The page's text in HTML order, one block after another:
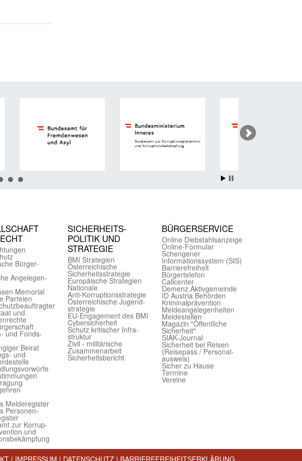
Bürger­
Angelegen­
Memorial
Parteien
und
und Fonds­
Beirat
und
Melde­register
Personen­
zur Korrup­
und
SICHER­HEITS­
POLITIK UND
STRATEGIE
BMI Strategien
Öster­reichische
Sicherheits­strategie
Europäische Strategien
Nationale
Anti-Korruptions­strategie
Öster­reichische Jugend­
strategie
EU-Engagement des BMI
Cybersicherheit
Schutz kritischer Infra­
struktur
Zivil - militärische
Zusammen­arbeit
Sicherheits­bericht
BÜRGER­SERVICE
Online Diebstahls­anzeige
Online-Formular
Schengener
Informationssystem (SIS)
Barriere­freiheit
Bürger­telefon
Call­center
Demenz.Aktiv­gemeinde
ID Austria Behörden
Kriminal­prävention
Melde­an­ge­le­gen­heiten
Meld­estellen
Magazin "Öffentliche
Sicherheit"
SIAK-Journal
Sicherheit bei Reisen
(Reise­pass / Personal­
ausweis)
Sicher zu Hause
Termine
Vereine